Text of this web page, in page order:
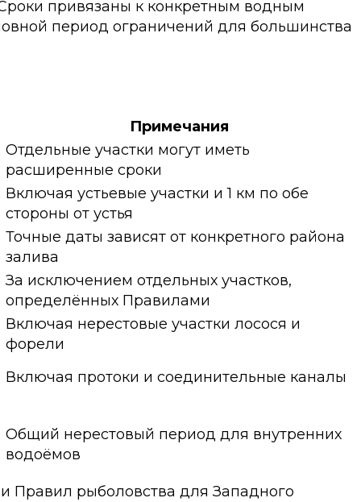
привязаны к конкретным водным
период ограничений для большинства
Примечания
Отдельные участки могут иметь
расширенные сроки
Включая устьевые участки и 1 км по обе
стороны от устья
Точные даты зависят от конкретного района
залива
За исключением отдельных участков,
определённых Правилами
Включая нерестовые участки лосося и
форели
Включая протоки и соединительные каналы
Общий нерестовый период для внутренних
водоёмов
Правил рыболовства для Западного